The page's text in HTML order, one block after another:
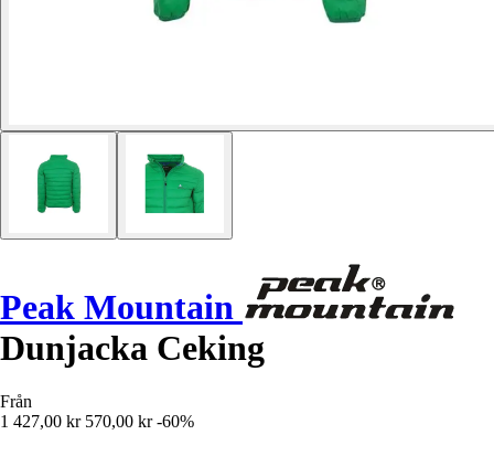
Peak Mountain
Dunjacka Ceking
Från
1 427,00 kr 570,00 kr -60%